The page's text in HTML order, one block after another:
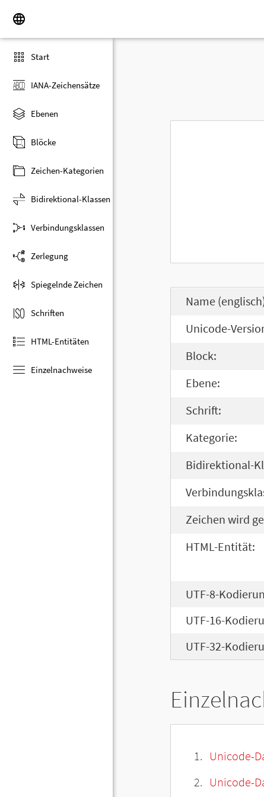
Start
IANA-Zeichensätze
Ebenen
Blöcke
Zeichen-Kategorien
Bidirektional-Klassen
Verbindungsklassen
Zerlegung
Spiegelnde Zeichen
Schriften
HTML-Entitäten
Einzelnachweise
Name
Unicode-
Block:
Ebene:
Schrift:
Kategorie:
Bidirektional-
Zeichen wird
HTML-Entität:
UTF-8-
UTF-16-
UTF-32-
Unicode-
Unicode-